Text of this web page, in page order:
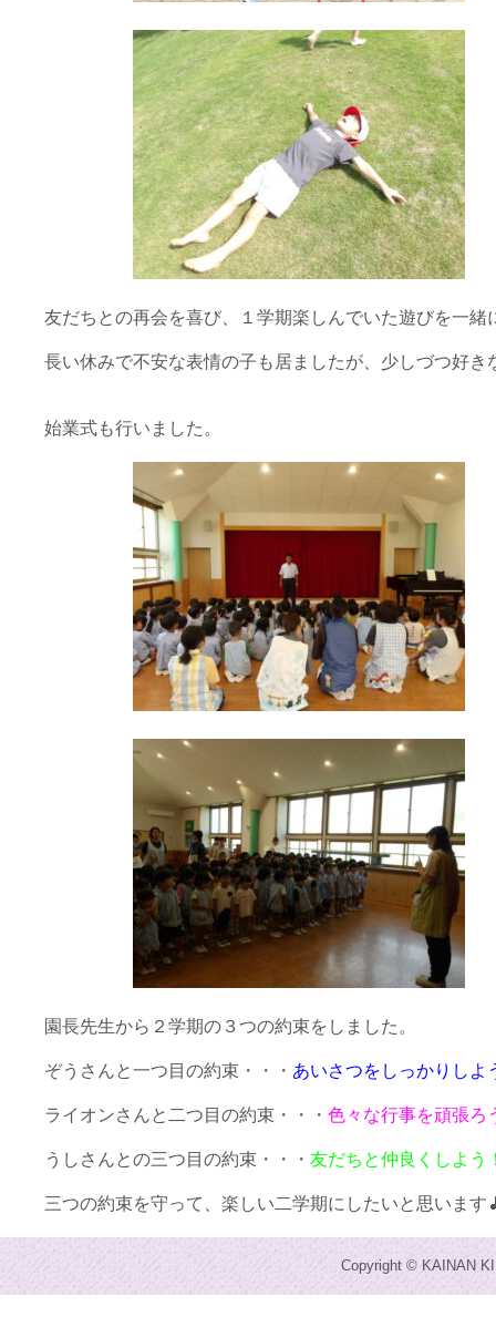
友だちとの再会を喜び、１学期楽しんでいた遊びを一
長い休みで不安な表情の子も居ましたが、少しづつ好
始業式も行いました。
園長先生から２学期の３つの約束をしました。
ぞうさんと一つ目の約束・・・ あいさつをしっかりしよ
ライオンさんと二つ目の約束・・・ 色々な行事を頑張ろ
うしさんとの三つ目の約束・・・ 友だちと仲良くしよう
三つの約束を守って、楽しい二学期にしたいと思います
Copyright © KAINAN